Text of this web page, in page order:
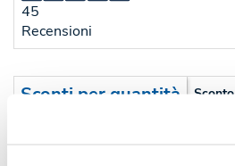
45
Recensioni
Sconti per quantità